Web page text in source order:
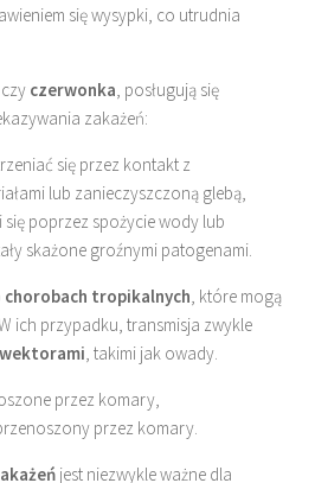
się wysypki, co utrudnia
czy czerwonka, posługują się
zakażeń:
się przez kontakt z
lub zanieczyszczoną glebą,
się poprzez spożycie wody lub
skażone groźnymi patogenami.
chorobach tropikalnych, które mogą
ich przypadku, transmisja zwykle
, takimi jak owady.
przez komary,
przez komary.
jest niezwykle ważne dla